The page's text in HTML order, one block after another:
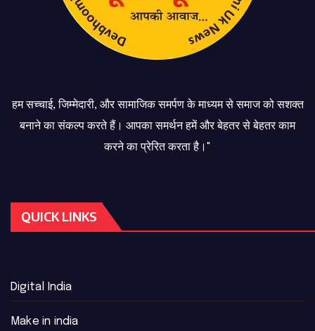
हम सच्चाई, जिम्मेदारी, और सामाजिक समर्पण के माध्यम से समाज को सशक्त
बनाने का संकल्प करते हैं। आपका समर्थन हमें और बेहतर से बेहतर काम
करने का प्रेरित करता है।"
QUICK LINKS
Digital India
Make in india